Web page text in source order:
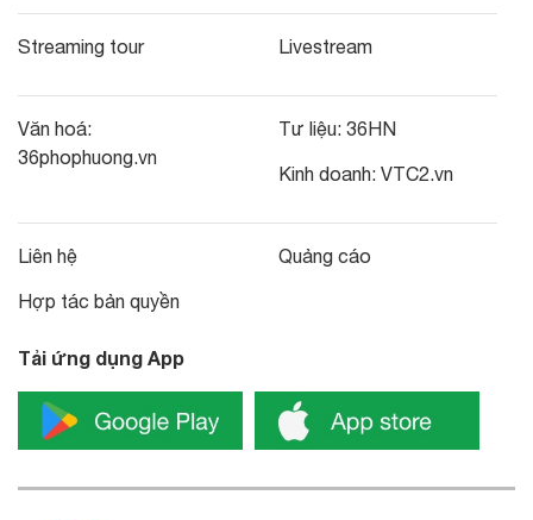
Streaming tour Livestream
Văn hoá:
36phophuong.vn
Tư liệu: 36HN
Kinh doanh: VTC2.vn
Liên hệ
Hợp tác bản quyền
Quảng cáo
Tải ứng dụng App